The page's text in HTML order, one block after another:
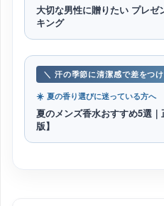
大切な男性に贈りたい プレゼ
キング
＼ 汗の季節に清潔感で差をつ
☀️ 夏の香り選びに迷っている方へ
夏のメンズ香水おすすめ5選
版】